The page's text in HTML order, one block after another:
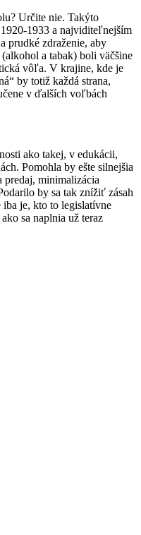
Určite nie. Takýto
1933 a najviditeľnejším
prudké zdraženie, aby
a tabak) boli väčšine
vôľa. V krajine, kde je
by totiž každá strana,
v ďalších voľbách
ako takej, v edukácii,
Pomohla by ešte silnejšia
predaj, minimalizácia
by sa tak znížiť zásah
je, kto to legislatívne
sa naplnia už teraz